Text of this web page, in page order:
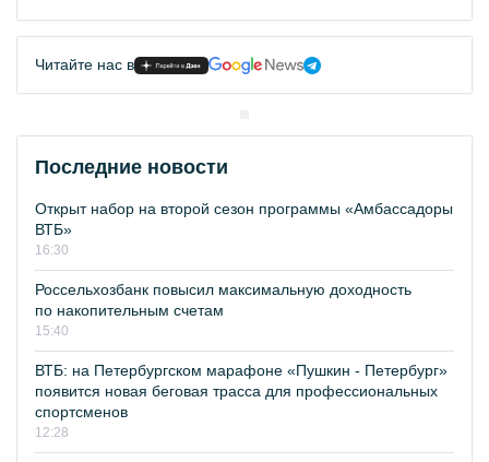
Читайте нас в
Последние новости
Открыт набор на второй сезон программы «Амбассадоры
ВТБ»
16:30
Россельхозбанк повысил максимальную доходность
по накопительным счетам
15:40
ВТБ: на Петербургском марафоне «Пушкин - Петербург»
появится новая беговая трасса для профессиональных
спортсменов
12:28